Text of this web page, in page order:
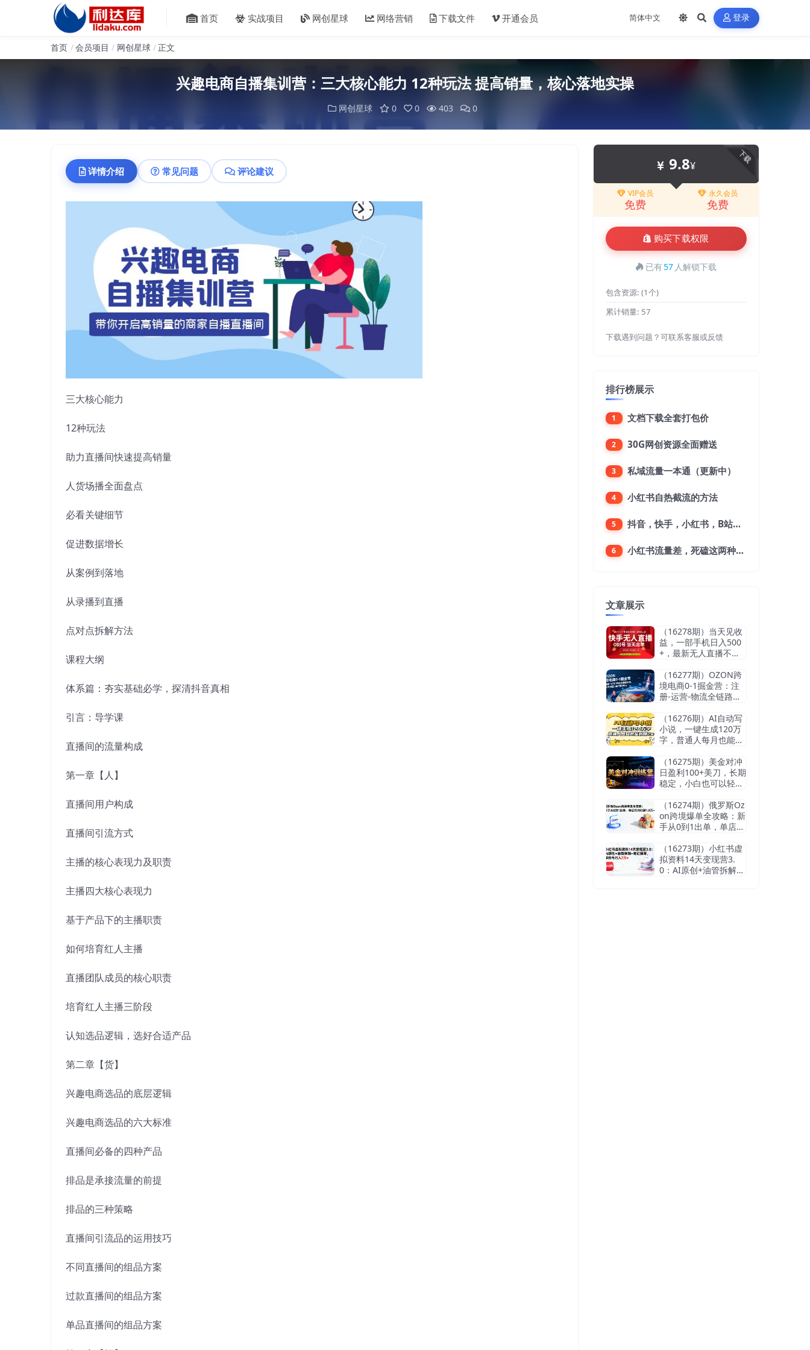
首页 实战项目 网创星球 网络营销 下载文件 开通会员 登录
首页 会员项目 网创星球 正文
兴趣电商自播集训营：三大核心能力 12种玩法 提高销量，核心落地实操
网创星球 0 0 403 0
详情介绍 常见问题 评论建议
三大核心能力
12种玩法
助力直播间快速提高销量
人货场播全面盘点
必看关键细节
促进数据增长
从案例到落地
从录播到直播
点对点拆解方法
课程大纲
体系篇：夯实基础必学，探清抖音真相
引言：导学课
直播间的流量构成
第一章【人】
直播间用户构成
直播间引流方式
主播的核心表现力及职责
主播四大核心表现力
基于产品下的主播职责
如何培育红人主播
直播团队成员的核心职责
培育红人主播三阶段
认知选品逻辑，选好合适产品
第二章【货】
兴趣电商选品的底层逻辑
兴趣电商选品的六大标准
直播间必备的四种产品
排品是承接流量的前提
排品的三种策略
直播间引流品的运用技巧
不同直播间的组品方案
过款直播间的组品方案
单品直播间的组品方案
下载
9.8¥
VIP会员
免费
永久会员
免费
购买下载权限
已有57 人解锁下载
包含资源: (1个)
累计销量: 57
下载遇到问题？可联系客服或反馈
排行榜展示
1 文档下载全套打包价
2 30G网创资源全面赠送
3 私域流量一本通（更新中）
4 小红书自热截流的方法
5 抖音，快手，小红书，B站，微博，微信公众号，微信视频号。每一个平台，都是不一样的机会，对应不一样的赚钱思路
6 小红书流量差，死磕这两种笔记就好
文章展示
（16278期）当天见收
益，一部手机日入500
+，最新无人直播不违
（16277期）OZON跨
境电商0-1掘金营：注
册-运营-物流全链路体
收8w
（16276期）AI自动写
小说，一键生成120万
字，普通人每月也能躺
（16275期）美金对冲
日盈利100+美刀，长期
稳定，小白也可以轻松
（16274期）俄罗斯Oz
on跨境爆单全攻略：新
手从0到1出单，单店月
（16273期）小红书虚
拟资料14天变现营3.
0：AI原创+油管拆解